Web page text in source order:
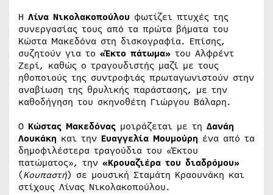
Η Λίνα Νικολακοπούλου φωτίζει πτυχές της
συνεργασίας τους από τα πρώτα βήματα του
Κώστα Μακεδόνα στη δισκογραφία. Επίσης,
συζητούν για το «Έκτο πάτωμα» του Αλφρέντ
Ζερί, καθώς ο τραγουδιστής μαζί με τους
ηθοποιούς της συντροφιάς πρωταγωνιστούν στην
αναβίωση της θρυλικής παράστασης, με την
καθοδήγηση του σκηνοθέτη Γιώργου Βάλαρη.
Ο Κώστας Μακεδόνας μοιράζεται με τη Δανάη
Λουκάκη και την Ευαγγελία Μουμούρη ένα από τα
δημοφιλέστερα τραγούδια του «Έκτου
πατώματος», την «Κρουαζιέρα του διαδρόμου»
(Κουπαστή) σε μουσική Σταμάτη Κραουνάκη και
στίχους Λίνας Νικολακοπούλου.